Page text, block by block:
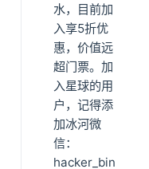
水，目前加
入享5折优
惠，价值远
超门票。加
入星球的用
户，记得添
加冰河微
信：
hacker_bin